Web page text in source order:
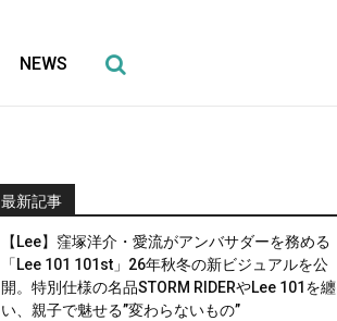
NEWS
最新記事
【Lee】窪塚洋介・愛流がアンバサダーを務める
「Lee 101 101st」26年秋冬の新ビジュアルを公
開。特別仕様の名品STORM RIDERやLee 101を纏
い、親子で魅せる”変わらないもの”